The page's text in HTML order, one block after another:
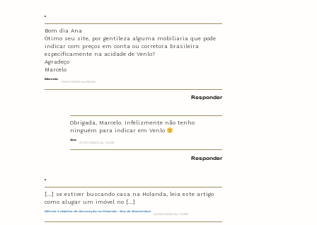
Marcelo
18/01/2022 às 06:50
Bom dia Ana
Ótimo seu site, por gentileza alguma mobiliaria que pode
indicar com preços em conta ou corretora brasileira
especificamente na acidade de Venlo?
Agradeço
Marcelo
Responder
Ana
21/01/2022 às 12:38
Obrigada, Marcelo. Infelizmente não tenho
ninguém para indicar em Venlo
Responder
Móveis e objetos de decoração na Holanda - Ana de Amsterdam
22/03/2022 às 12:50
[…] se estiver buscando casa na Holanda, leia este artigo
como alugar um imóvel no […]